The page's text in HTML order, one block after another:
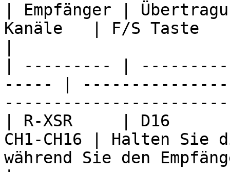
| Empfänger |
Kanäle   | F/S Taste
| --------- |
----- |
| R-XSR     | D16
CH1-CH16 | Halten Sie
während Sie den